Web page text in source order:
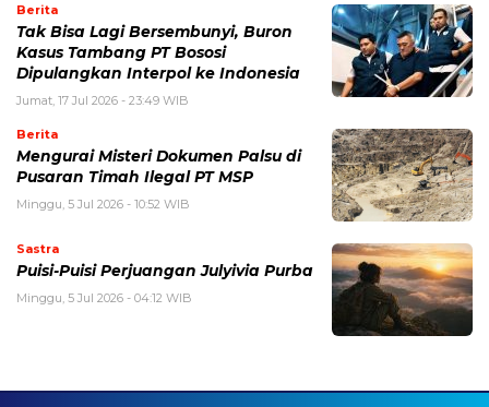
Berita
Tak Bisa Lagi Bersembunyi, Buron
Kasus Tambang PT Bososi
Dipulangkan Interpol ke Indonesia
Jumat, 17 Jul 2026 - 23:49 WIB
Berita
Mengurai Misteri Dokumen Palsu di
Pusaran Timah Ilegal PT MSP
Minggu, 5 Jul 2026 - 10:52 WIB
Sastra
Puisi-Puisi Perjuangan Julyivia Purba
Minggu, 5 Jul 2026 - 04:12 WIB